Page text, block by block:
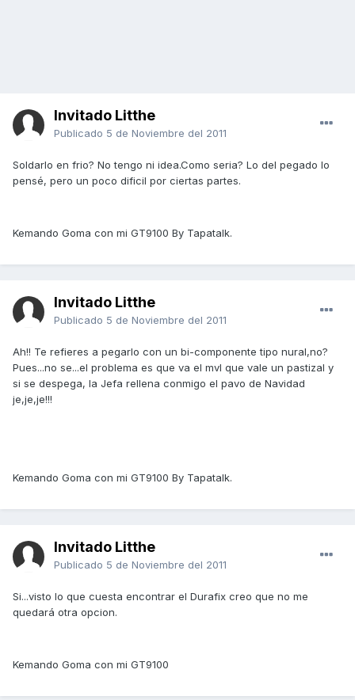
Invitado Litthe
Publicado 5 de Noviembre del 2011
Soldarlo en frio? No tengo ni idea.Como seria? Lo del pegado lo
pensé, pero un poco dificil por ciertas partes.
Kemando Goma con mi GT9100 By Tapatalk.
Invitado Litthe
Publicado 5 de Noviembre del 2011
Ah!! Te refieres a pegarlo con un bi-componente tipo nural,no?
Pues...no se...el problema es que va el mvl que vale un pastizal y
si se despega, la Jefa rellena conmigo el pavo de Navidad
je,je,je!!!
Kemando Goma con mi GT9100 By Tapatalk.
Invitado Litthe
Publicado 5 de Noviembre del 2011
Si...visto lo que cuesta encontrar el Durafix creo que no me
quedará otra opcion.
Kemando Goma con mi GT9100